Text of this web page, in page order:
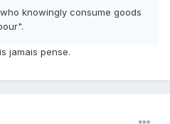
knowingly consume goods
jamais pense.